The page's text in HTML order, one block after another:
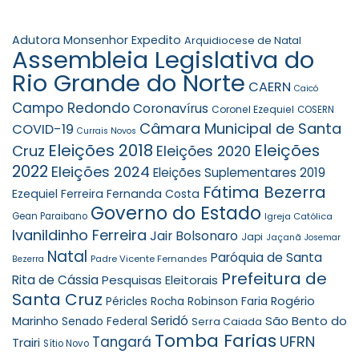
Adutora Monsenhor Expedito Arquidiocese de Natal
Assembleia Legislativa do
Rio Grande do Norte CAERN Caicó
Campo RedondoCoronavírus Coronel Ezequiel COSERN
COVID-19 Currais Novos Câmara Municipal de Santa
Cruz Eleições 2018 Eleições 2020 Eleições
2022 Eleições 2024 Eleições Suplementares 2019
Ezequiel Ferreira Fernanda Costa Fátima Bezerra
Gean Paraibano Governo do Estado Igreja Católica
Ivanildinho Ferreira Jair Bolsonaro Japi Jaçanã Josemar
Bezerra Natal Padre Vicente Fernandes Paróquia de Santa
Rita de CássiaPesquisas Eleitorais Prefeitura de
Santa Cruz Péricles Rocha Robinson Faria Rogério
Marinho Senado Federal Seridó Serra Caiada São Bento do
Trairi Sítio Novo Tangará Tomba Farias UFRN